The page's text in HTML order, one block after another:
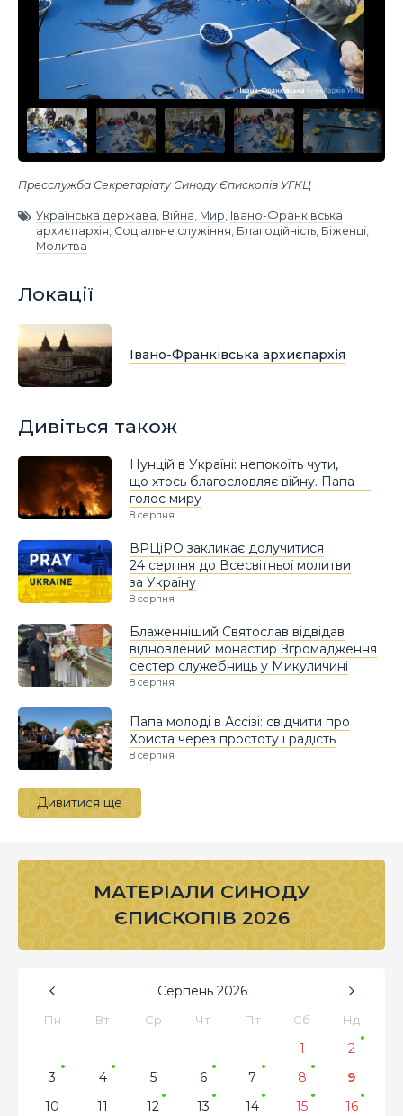
Пресслужба Секретаріату Синоду Єпископів УГКЦ
Українська держава, Війна, Мир, Івано-Франківська
архиєпархія, Соціальне служіння, Благодійність, Біженці,
Молитва
Локації
Івано-Франківська архиєпархія
Дивіться також
Нунцій в Україні: непокоїть чути,
що хтось благословляє війну. Папа —
голос миру
8 серпня
ВРЦіРО закликає долучитися
24 серпня до Всесвітньої молитви
за Україну
8 серпня
Блаженніший Святослав відвідав
відновлений монастир Згромадження
сестер служебниць у Микуличині
8 серпня
Папа молоді в Ассізі: свідчити про
Христа через простоту і радість
8 серпня
Дивитися ще
МАТЕРІАЛИ СИНОДУ
ЄПИСКОПІВ 2026
Серпень 2026
Пн Вт Ср Чт Пт Сб Нд
1
2
3
4 5 6 7 8
9
10
11 12 13 14 15
16